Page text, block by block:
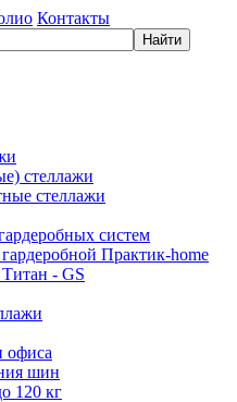
Контакты
стеллажи
стеллажи
систем
Практик-home
- GS
офиса
шин
120 кг